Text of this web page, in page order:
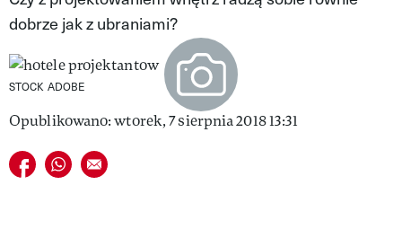
VIVA!LIFESTYLE
VIVA!MAN
VIVA!ITAKA
MAGAZYN VIVA!
dobrze jak z ubraniami?
STOCK ADOBE
Opublikowano: wtorek, 7 sierpnia 2018 13:31
Udostępnij na facebook
Udostępnij na whatsapp
E-mail do przyjaciela